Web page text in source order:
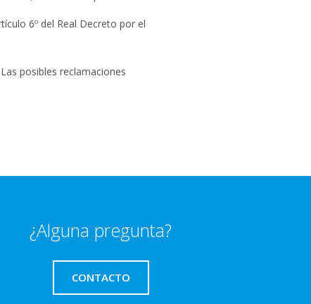
6º del Real Decreto por el
posibles reclamaciones
¿Alguna pregunta?
CONTACTO